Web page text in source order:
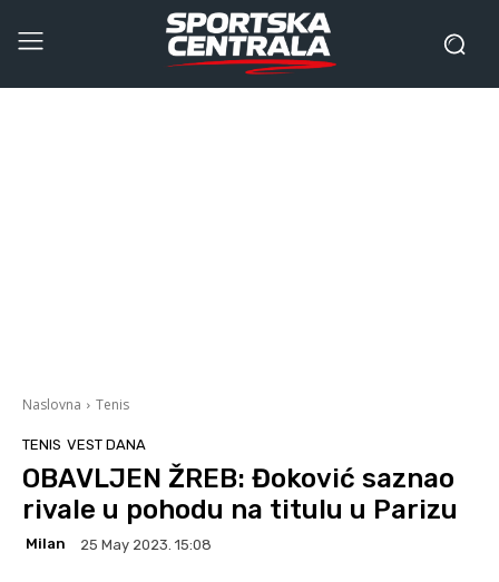
Naslovna Tenis
TENIS VEST DANA
OBAVLJEN ŽREB: Đoković saznao
rivale u pohodu na titulu u Parizu
Milan 25 May 2023. 15:08